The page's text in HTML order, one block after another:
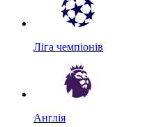
Ліга чемпіонів
Англія